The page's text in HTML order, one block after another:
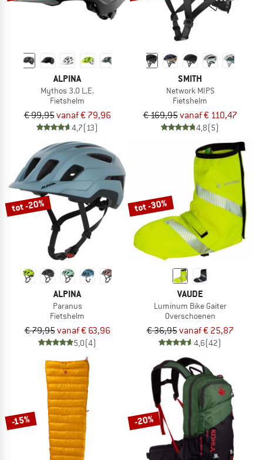
ALPINA
Mythos 3.0 L.E.
Fietshelm
€ 99,95vanaf € 79,96
4,7(13)
SMITH
Network MIPS
Fietshelm
€ 169,95vanaf € 110,47
4,8(5)
tot -20%
ALPINA
Paranus
Fietshelm
€ 79,95vanaf € 63,96
5,0(4)
tot -30%
VAUDE
Luminum Bike Gaiter
Overschoenen
€ 36,95vanaf € 25,87
4,6(42)
-15% -20%